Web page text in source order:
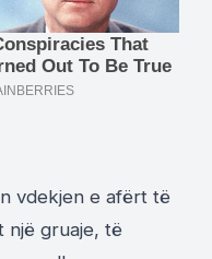
vdekjen e afërt të
një gruaje, të